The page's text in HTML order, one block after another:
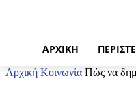
ΑΡΧΙΚΉ
Αρχική Κοινωνία Πώς να